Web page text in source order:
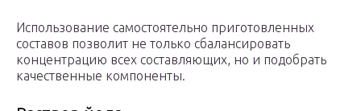
Использование самостоятельно приготовленных
составов позволит не только сбалансировать
концентрацию всех составляющих, но и подобрать
качественные компоненты.